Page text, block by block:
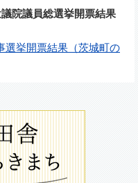
院議員総選挙開票結果
選挙開票結果（茨城町の